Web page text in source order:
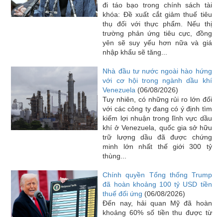
đi táo bạo trong chính sách tài
khóa: Đề xuất cắt giảm thuế tiêu
thụ đối với thực phẩm. Nếu thị
trường phản ứng tiêu cực, đồng
yên sẽ suy yếu hơn nữa và giá
nhập khẩu sẽ tăng...
Nhà đầu tư nước ngoài hào hứng
với cơ hội trong ngành dầu khí
Venezuela (06/08/2026)
Tuy nhiên, có những rủi ro lớn đối
với các công ty đang có ý định tìm
kiếm lợi nhuận trong lĩnh vực dầu
khí ở Venezuela, quốc gia sở hữu
trữ lượng dầu đã được chứng
minh lớn nhất thế giới 300 tỷ
thùng...
Chính quyền Tổng thống Trump
đã hoàn khoảng 100 tỷ USD tiền
thuế đối ứng (06/08/2026)
Đến nay, hải quan Mỹ đã hoàn
khoảng 60% số tiền thu được từ